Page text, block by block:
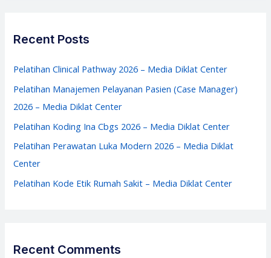
c
f
o
r
Recent Posts
Pelatihan Clinical Pathway 2026 – Media Diklat Center
Pelatihan Manajemen Pelayanan Pasien (Case Manager)
2026 – Media Diklat Center
Pelatihan Koding Ina Cbgs 2026 – Media Diklat Center
Pelatihan Perawatan Luka Modern 2026 – Media Diklat
Center
Pelatihan Kode Etik Rumah Sakit – Media Diklat Center
Recent Comments